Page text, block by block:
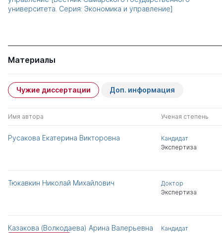
университета. Серия: Экономика и управление]
Материалы
Чужие диссертации Доп. информация
Имя автора Ученая степень
Русакова Екатерина Викторовна
Кандидат
Экспертиза
Тюкавкин Николай Михайлович
Доктор
Экспертиза
Казакова (Волкодаева) Арина Валерьевна
Кандидат